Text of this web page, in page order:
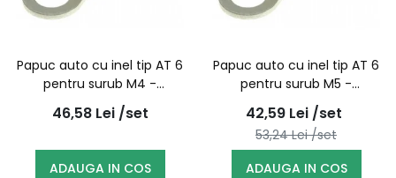
Papuc auto cu inel tip AT 6
pentru surub M4 -
100buc/set
46,58 Lei /set
ADAUGA IN COS
Papuc auto cu inel tip AT 6
pentru surub M5 -
100buc/set
42,59 Lei /set
53,24Lei /set
ADAUGA IN COS